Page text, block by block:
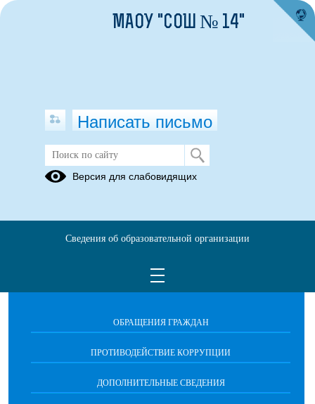
Методические материалы
ОБРАЩЕНИЯ ГРАЖДАН
ПРОТИВОДЕЙСТВИЕ КОРРУПЦИИ
ДОПОЛНИТЕЛЬНЫЕ СВЕДЕНИЯ
МАОУ "СОШ № 14"
Написать письмо
Версия для слабовидящих
Сведения об образовательной организации